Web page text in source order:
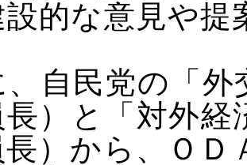
的な意見や提
、自民党の「
）と「対外
）から、ＯＤ